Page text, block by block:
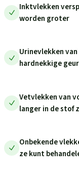
Inktvlekken
worden groter
Urinevlekken
hardnekkige
Vetvlekken van
langer in de stof
Onbekende
ze kunt